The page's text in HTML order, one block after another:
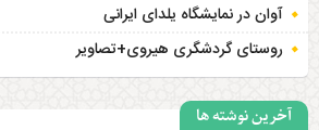
آوان در نمایشگاه یلدای ایرانی
روستای گردشگری هیروی+تصاویر
آخرین نوشته ها